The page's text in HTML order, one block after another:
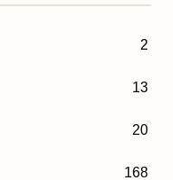
2
13
20
168